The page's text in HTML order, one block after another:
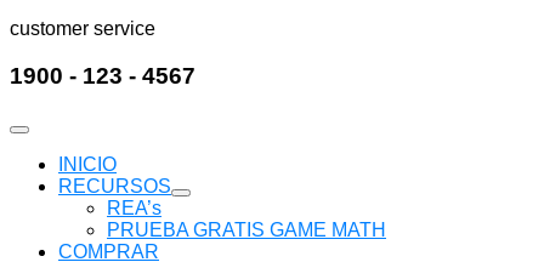
customer service
1900 - 123 - 4567
INICIO
RECURSOS
Mostrar
submenú
REA’s
PRUEBA GRATIS GAME MATH
COMPRAR